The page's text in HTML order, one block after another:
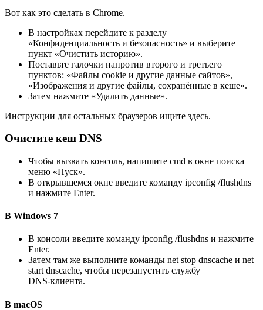
Вот как это сделать в Chrome.
В настройках перейдите к разделу
«Конфиденциальность и безопасность» и выберите
пункт «Очистить историю».
Поставьте галочки напротив второго и третьего
пунктов: «Файлы cookie и другие данные сайтов»,
«Изображения и другие файлы, сохранённые в кеше».
Затем нажмите «Удалить данные».
Инструкции для остальных браузеров ищите здесь.
Очистите кеш DNS
Чтобы вызвать консоль, напишите cmd в окне поиска
меню «Пуск».
В открывшемся окне введите команду ipconfig /flushdns
и нажмите Enter.
В Windows 7
В консоли введите команду ipconfig /flushdns и нажмите
Enter.
Затем там же выполните команды net stop dnscache и net
start dnscache, чтобы перезапустить службу
DNS‑клиента.
В macOS